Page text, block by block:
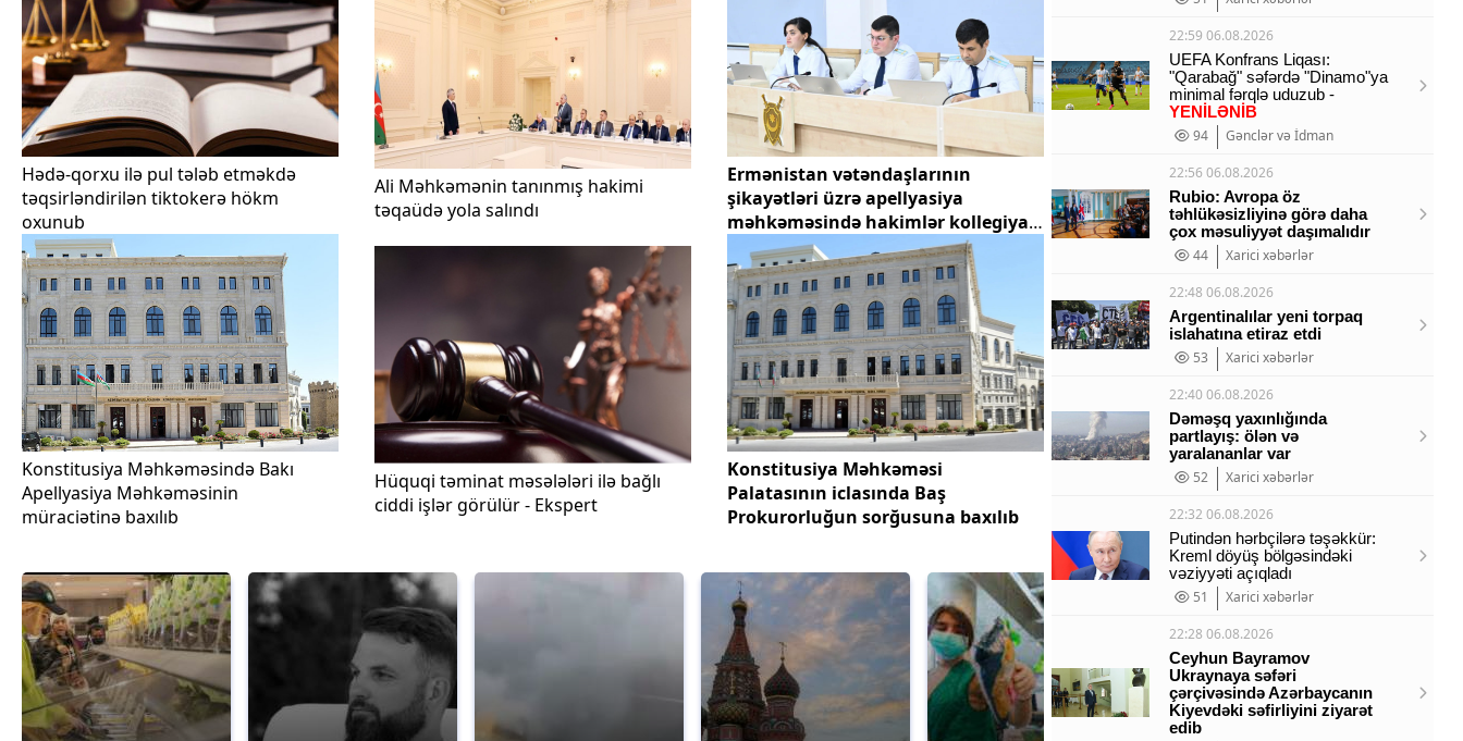
Hədə-qorxu ilə pul tələb etməkdə
təqsirləndirilən tiktokerə hökm
oxunub
Ali Məhkəmənin tanınmış hakimi
təqaüdə yola salındı
Ermənistan vətəndaşlarının
şikayətləri üzrə apellyasiya
məhkəməsində hakimlər kollegiyası
müşavirəyə gedib
Konstitusiya Məhkəməsində Bakı
Apellyasiya Məhkəməsinin
müraciətinə baxılıb
Hüquqi təminat məsələləri ilə bağlı
ciddi işlər görülür - Ekspert
Konstitusiya Məhkəməsi
Palatasının iclasında Baş
Prokurorluğun sorğusuna baxılıb
22:59 06.08.2026
UEFA Konfrans Liqası:
"Qarabağ" səfərdə "Dinamo"ya
minimal fərqlə uduzub -
YENİLƏNİB
94
Gənclər və İdman
22:56 06.08.2026
Rubio: Avropa öz
təhlükəsizliyinə görə daha
çox məsuliyyət daşımalıdır
44
Xarici xəbərlər
22:48 06.08.2026
Argentinalılar yeni torpaq
islahatına etiraz etdi
53
Xarici xəbərlər
22:40 06.08.2026
Dəməşq yaxınlığında
partlayış: ölən və
yaralananlar var
52
Xarici xəbərlər
22:32 06.08.2026
Putindən hərbçilərə təşəkkür:
Kreml döyüş bölgəsindəki
vəziyyəti açıqladı
51
Xarici xəbərlər
22:28 06.08.2026
Ceyhun Bayramov
Ukraynaya səfəri
çərçivəsində Azərbaycanın
Kiyevdəki səfirliyini ziyarət
edib